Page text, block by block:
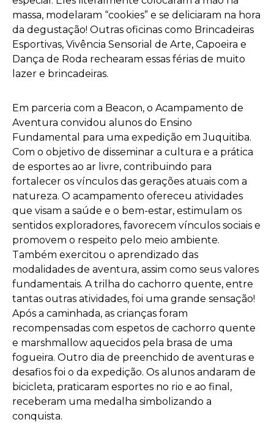
massa, modelaram “cookies” e se deliciaram na hora
da degustação! Outras oficinas como Brincadeiras
Esportivas, Vivência Sensorial de Arte, Capoeira e
Dança de Roda rechearam essas férias de muito
lazer e brincadeiras.
Em parceria com a Beacon, o Acampamento de
Aventura convidou alunos do Ensino
Fundamental para uma expedição em Juquitiba.
Com o objetivo de disseminar a cultura e a prática
de esportes ao ar livre, contribuindo para
fortalecer os vínculos das gerações atuais com a
natureza. O acampamento ofereceu atividades
que visam a saúde e o bem-estar, estimulam os
sentidos exploradores, favorecem vínculos sociais e
promovem o respeito pelo meio ambiente.
Também exercitou o aprendizado das
modalidades de aventura, assim como seus valores
fundamentais. A trilha do cachorro quente, entre
tantas outras atividades, foi uma grande sensação!
Após a caminhada, as crianças foram
recompensadas com espetos de cachorro quente
e marshmallow aquecidos pela brasa de uma
fogueira. Outro dia de preenchido de aventuras e
desafios foi o da expedição. Os alunos andaram de
bicicleta, praticaram esportes no rio e ao final,
receberam uma medalha simbolizando a
conquista.